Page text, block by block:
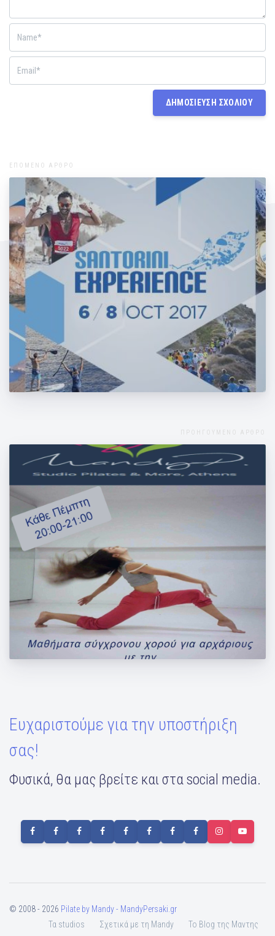
ΕΠΟΜΕΝΟ ΑΡΘΡΟ
Η Μάντη και ο Αλέξανδρος στο "Santorini
Experience"
ΠΡΟΗΓΟΥΜΕΝΟ ΑΡΘΡΟ
Γνωρίστε το σύγχρονο χορό!
Ευχαριστούμε για την υποστήριξη
σας!
Φυσικά, θα μας βρείτε και στα social media.
© 2008 - 2026 Pilate by Mandy - MandyPersaki.gr
Τα studios
Σχετικά με τη Mandy To Blog της Μαντης